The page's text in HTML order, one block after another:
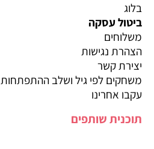
בלוג
ביטול עסקה
משלוחים
הצהרת נגישות
יצירת קשר
משחקים לפי גיל ושלב ההתפתחות
עקבו אחרינו
תוכנית שותפים